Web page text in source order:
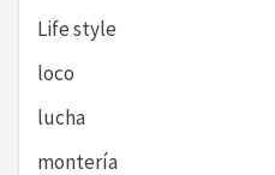
Life style
loco
lucha
montería